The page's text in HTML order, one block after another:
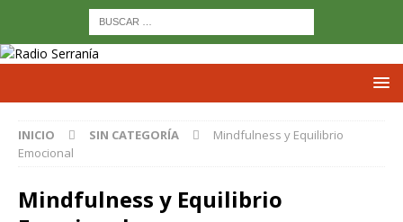
INICIO SIN CATEGORÍA
Mindfulness y Equilibrio
Emocional
Mindfulness y Equilibrio